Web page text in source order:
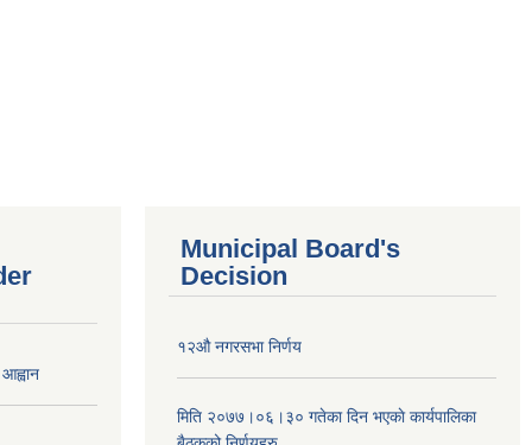
Municipal Board's
Decision
१२औ नगरसभा निर्णय
मिति २०७७।०६।३० गतेका दिन भएकाे कार्यपालिका